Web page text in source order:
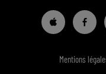
Mentions